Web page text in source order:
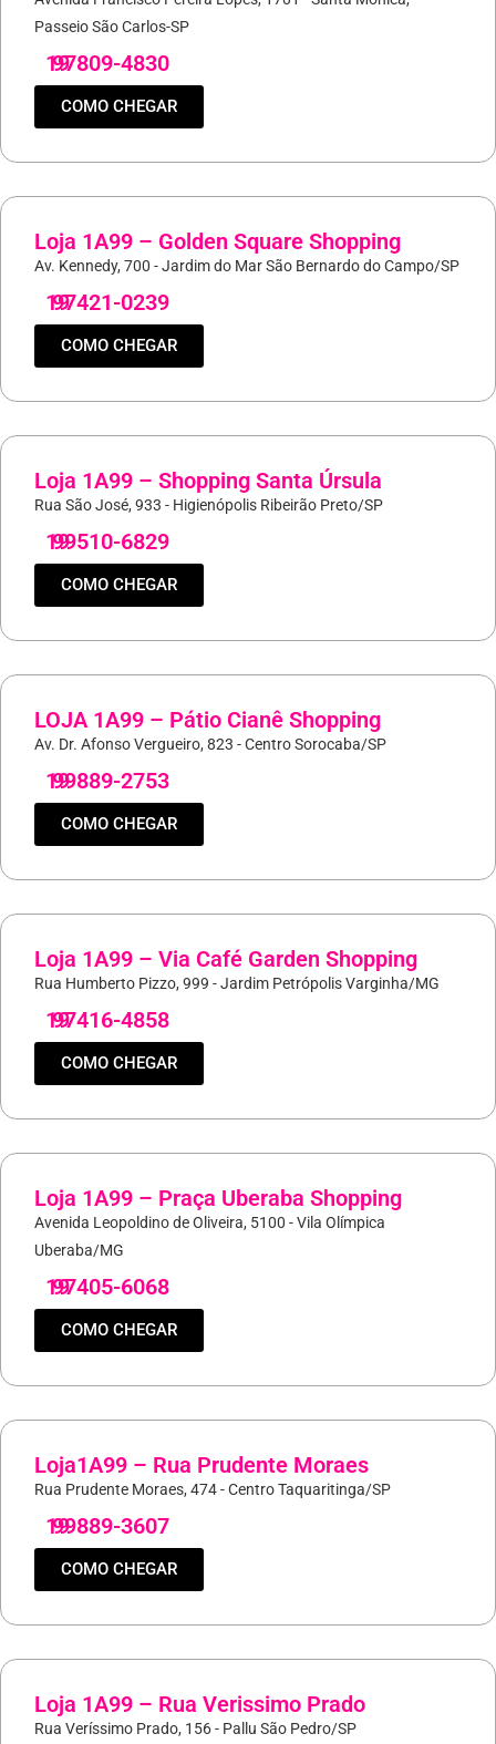
Passeio São Carlos-SP
19
97809-4830
COMO CHEGAR
Loja 1A99 – Golden Square Shopping
Av. Kennedy, 700 - Jardim do Mar São Bernardo do Campo/SP
19
97421-0239
COMO CHEGAR
Loja 1A99 – Shopping Santa Úrsula
Rua São José, 933 - Higienópolis Ribeirão Preto/SP
19
99510-6829
COMO CHEGAR
LOJA 1A99 – Pátio Cianê Shopping
Av. Dr. Afonso Vergueiro, 823 - Centro Sorocaba/SP
19
99889-2753
COMO CHEGAR
Loja 1A99 – Via Café Garden Shopping
Rua Humberto Pizzo, 999 - Jardim Petrópolis Varginha/MG
19
97416-4858
COMO CHEGAR
Loja 1A99 – Praça Uberaba Shopping
Avenida Leopoldino de Oliveira, 5100 - Vila Olímpica
Uberaba/MG
19
97405-6068
COMO CHEGAR
Loja1A99 – Rua Prudente Moraes
Rua Prudente Moraes, 474 - Centro Taquaritinga/SP
19
99889-3607
COMO CHEGAR
Loja 1A99 – Rua Verissimo Prado
Rua Veríssimo Prado, 156 - Pallu São Pedro/SP